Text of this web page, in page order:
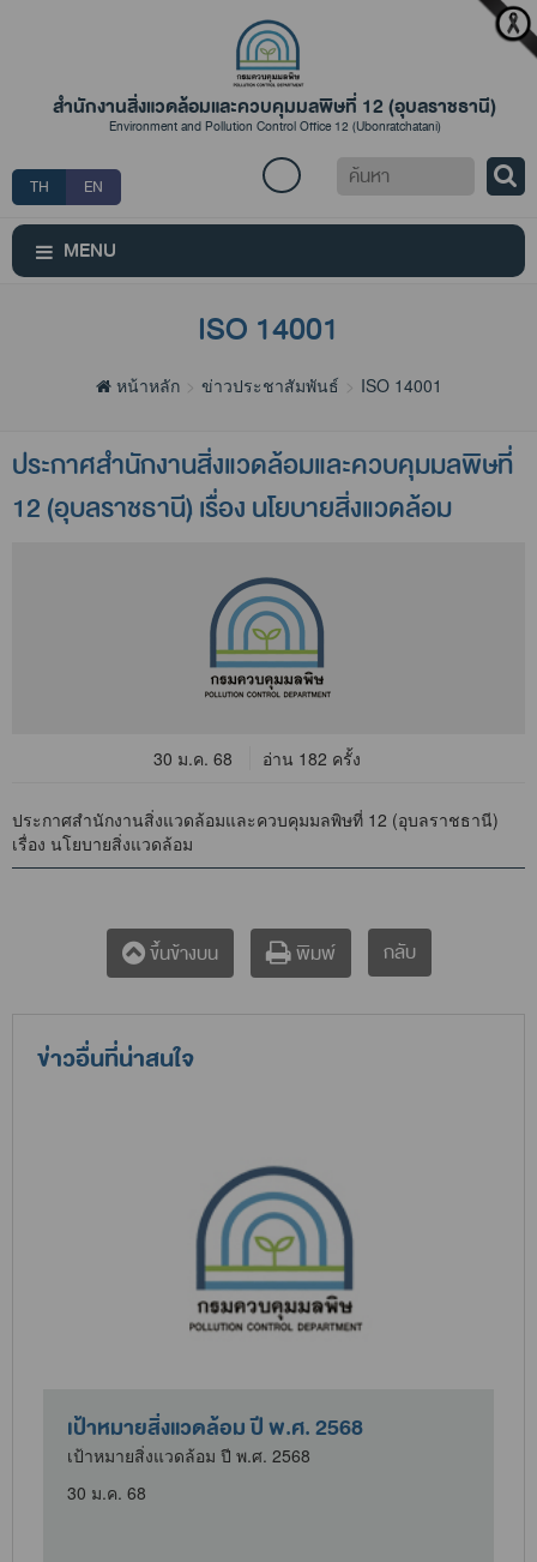
สำนักงานสิ่งแวดล้อมและควบคุมมลพิษที่ 12 (อุบลราชธานี)
Environment and Pollution Control Office 12 (Ubonratchatani)
TH EN
ค้นหา
MENU
ISO 14001
หน้าหลัก ข่าวประชาสัมพันธ์ ISO 14001
ประกาศสำนักงานสิ่งแวดล้อมและควบคุมมลพิษที่
12 (อุบลราชธานี) เรื่อง นโยบายสิ่งแวดล้อม
30 ม.ค. 68 อ่าน 182 ครั้ง
ประกาศสำนักงานสิ่งแวดล้อมและควบคุมมลพิษที่ 12 (อุบลราชธานี)
เรื่อง นโยบายสิ่งแวดล้อม
ขึ้นข้างบน พิมพ์ กลับ
ข่าวอื่นที่น่าสนใจ
เป้าหมายสิ่งแวดล้อม ปี พ.ศ. 2568
เป้าหมายสิ่งแวดล้อม ปี พ.ศ. 2568
30 ม.ค. 68